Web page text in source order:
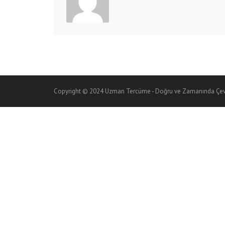
Copyright © 2024 Uzman Tercüme - Doğru ve Zamanında